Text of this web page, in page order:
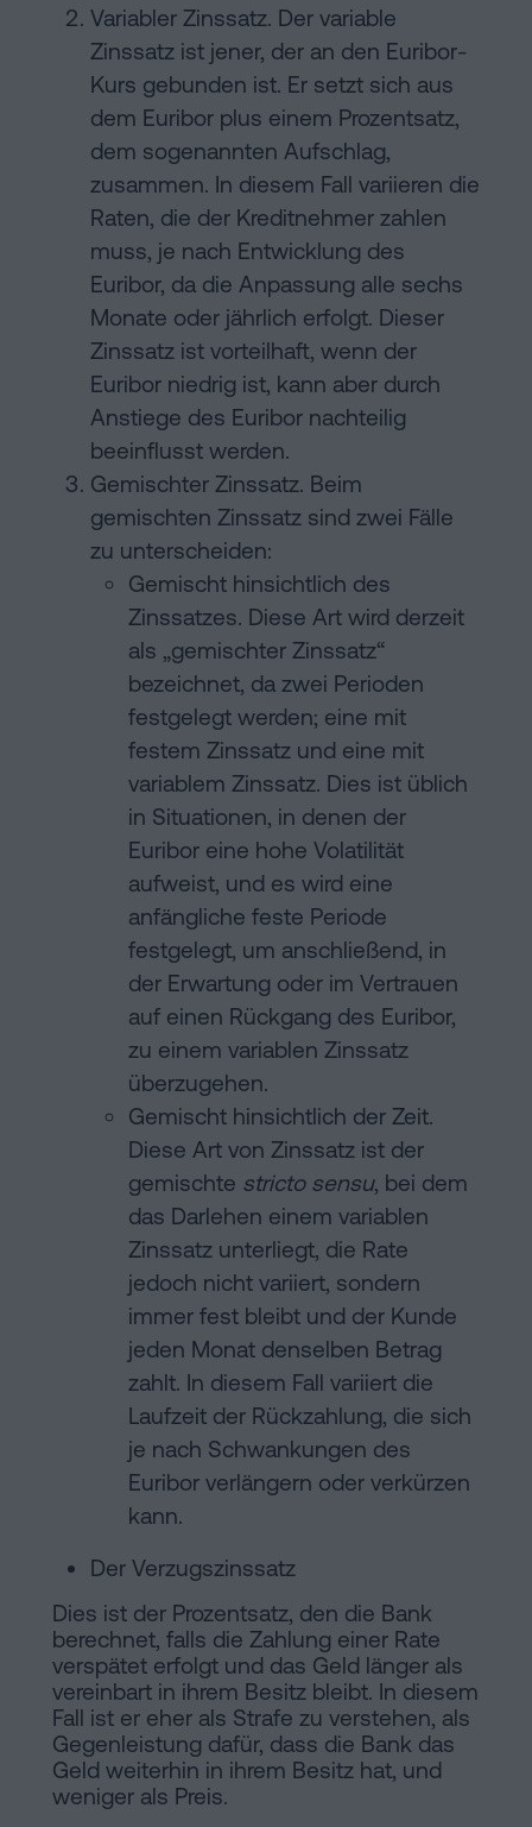
Variabler Zinssatz. Der variable
Zinssatz ist jener, der an den Euribor-
Kurs gebunden ist. Er setzt sich aus
dem Euribor plus einem Prozentsatz,
dem sogenannten Aufschlag,
zusammen. In diesem Fall variieren die
Raten, die der Kreditnehmer zahlen
muss, je nach Entwicklung des
Euribor, da die Anpassung alle sechs
Monate oder jährlich erfolgt. Dieser
Zinssatz ist vorteilhaft, wenn der
Euribor niedrig ist, kann aber durch
Anstiege des Euribor nachteilig
beeinflusst werden.
Gemischter Zinssatz. Beim
gemischten Zinssatz sind zwei Fälle
zu unterscheiden:
Gemischt hinsichtlich des
Zinssatzes. Diese Art wird derzeit
als „gemischter Zinssatz“
bezeichnet, da zwei Perioden
festgelegt werden; eine mit
festem Zinssatz und eine mit
variablem Zinssatz. Dies ist üblich
in Situationen, in denen der
Euribor eine hohe Volatilität
aufweist, und es wird eine
anfängliche feste Periode
festgelegt, um anschließend, in
der Erwartung oder im Vertrauen
auf einen Rückgang des Euribor,
zu einem variablen Zinssatz
überzugehen.
Gemischt hinsichtlich der Zeit.
Diese Art von Zinssatz ist der
gemischte stricto sensu, bei dem
das Darlehen einem variablen
Zinssatz unterliegt, die Rate
jedoch nicht variiert, sondern
immer fest bleibt und der Kunde
jeden Monat denselben Betrag
zahlt. In diesem Fall variiert die
Laufzeit der Rückzahlung, die sich
je nach Schwankungen des
Euribor verlängern oder verkürzen
kann.
Der Verzugszinssatz
Dies ist der Prozentsatz, den die Bank
berechnet, falls die Zahlung einer Rate
verspätet erfolgt und das Geld länger als
vereinbart in ihrem Besitz bleibt. In diesem
Fall ist er eher als Strafe zu verstehen, als
Gegenleistung dafür, dass die Bank das
Geld weiterhin in ihrem Besitz hat, und
weniger als Preis.